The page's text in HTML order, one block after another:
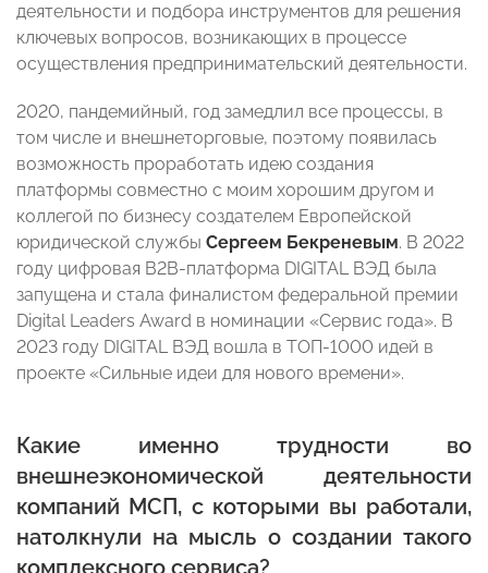
деятельности и подбора инструментов для решения
ключевых вопросов, возникающих в процессе
осуществления предпринимательский деятельности.
2020, пандемийный, год замедлил все процессы, в
том числе и внешнеторговые, поэтому появилась
возможность проработать идею создания
платформы совместно с моим хорошим другом и
коллегой по бизнесу создателем Европейской
юридической службы Сергеем Бекреневым. В 2022
году цифровая В2В-платформа DIGITAL ВЭД была
запущена и стала финалистом федеральной премии
Digital Leaders Award в номинации «Сервис года». В
2023 году DIGITAL ВЭД вошла в ТОП-1000 идей в
проекте «Сильные идеи для нового времени».
Какие именно трудности во
внешнеэкономической деятельности
компаний МСП, с которыми вы работали,
натолкнули на мысль о создании такого